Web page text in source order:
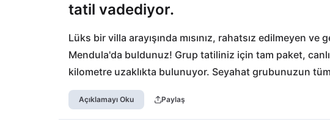
tatil vadediyor.
Lüks bir villa arayışında mısınız, rahatsız edilmeyen ve
Mendula'da buldunuz! Grup tatiliniz için tam paket,
kilometre uzaklıkta bulunuyor. Seyahat grubunuzun
zevke yönelik tüm önemli yerleri sunuyor: tüm deniz
ve hayal gibi koylarda eğlendirebilirken, kültür ve gezi
ziyaret edebilir, yeni şehrin önünde bir yarımada
Açıklamayı Oku Paylaş